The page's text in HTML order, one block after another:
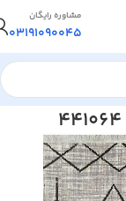
مشاوره رایگان
03191090045